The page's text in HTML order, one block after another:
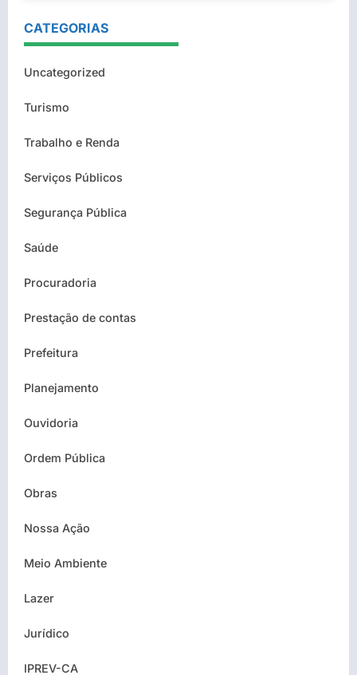
CATEGORIAS
Uncategorized
Turismo
Trabalho e Renda
Serviços Públicos
Segurança Pública
Saúde
Procuradoria
Prestação de contas
Prefeitura
Planejamento
Ouvidoria
Ordem Pública
Obras
Nossa Ação
Meio Ambiente
Lazer
Jurídico
IPREV-CA